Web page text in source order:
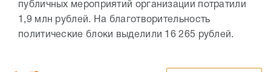
публичных мероприятий организации потратили
1,9 млн рублей. На благотворительность
политические блоки выделили 16 265 рублей.